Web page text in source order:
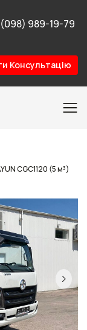
989-19-79
Консультацію
CGC1120 (5 м³)